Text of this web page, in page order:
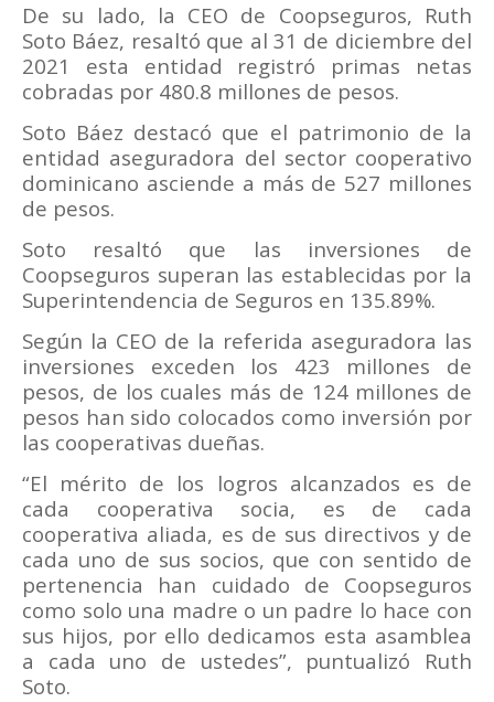
De su lado, la CEO de Coopseguros, Ruth
Soto Báez, resaltó que al 31 de diciembre del
2021 esta entidad registró primas netas
cobradas por 480.8 millones de pesos.
Soto Báez destacó que el patrimonio de la
entidad aseguradora del sector cooperativo
dominicano asciende a más de 527 millones
de pesos.
Soto resaltó que las inversiones de
Coopseguros superan las establecidas por la
Superintendencia de Seguros en 135.89%.
Según la CEO de la referida aseguradora las
inversiones exceden los 423 millones de
pesos, de los cuales más de 124 millones de
pesos han sido colocados como inversión por
las cooperativas dueñas.
“El mérito de los logros alcanzados es de
cada cooperativa socia, es de cada
cooperativa aliada, es de sus directivos y de
cada uno de sus socios, que con sentido de
pertenencia han cuidado de Coopseguros
como solo una madre o un padre lo hace con
sus hijos, por ello dedicamos esta asamblea
a cada uno de ustedes”, puntualizó Ruth
Soto.